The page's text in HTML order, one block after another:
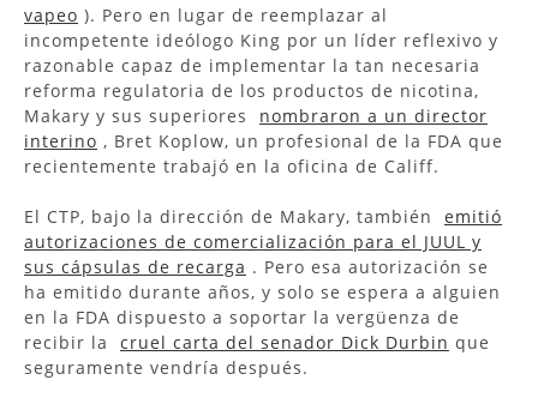
vapeo ). Pero en lugar de reemplazar al
incompetente ideólogo King por un líder reflexivo y
razonable capaz de implementar la tan necesaria
reforma regulatoria de los productos de nicotina,
Makary y sus superiores nombraron a un director
interino , Bret Koplow, un profesional de la FDA que
recientemente trabajó en la oficina de Califf.
El CTP, bajo la dirección de Makary, también emitió
autorizaciones de comercialización para el JUUL y
sus cápsulas de recarga . Pero esa autorización se
ha emitido durante años, y solo se espera a alguien
en la FDA dispuesto a soportar la vergüenza de
recibir la cruel carta del senador Dick Durbin que
seguramente vendría después.